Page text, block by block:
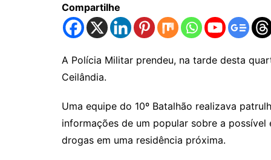
Compartilhe
A Polícia Militar prendeu, na tarde desta
Ceilândia.
Uma equipe do 10º Batalhão realizava
informações de um popular sobre a
drogas em uma residência próxima.